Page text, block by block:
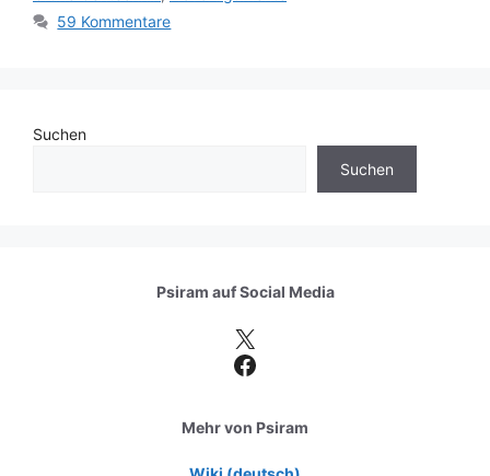
59 Kommentare
Suchen
Suchen
Psiram aufSocial Media
X
Facebook
Mehr von Psiram